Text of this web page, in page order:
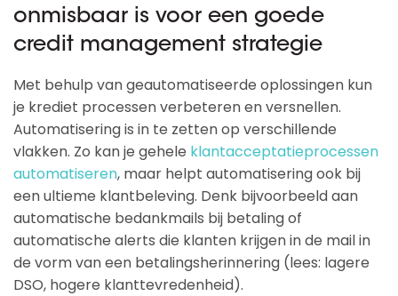
onmisbaar is voor een goede
credit management strategie
Met behulp van geautomatiseerde oplossingen kun
je krediet processen verbeteren en versnellen.
Automatisering is in te zetten op verschillende
vlakken. Zo kan je gehele klantacceptatieprocessen
automatiseren, maar helpt automatisering ook bij
een ultieme klantbeleving. Denk bijvoorbeeld aan
automatische bedankmails bij betaling of
automatische alerts die klanten krijgen in de mail in
de vorm van een betalingsherinnering (lees: lagere
DSO, hogere klanttevredenheid).